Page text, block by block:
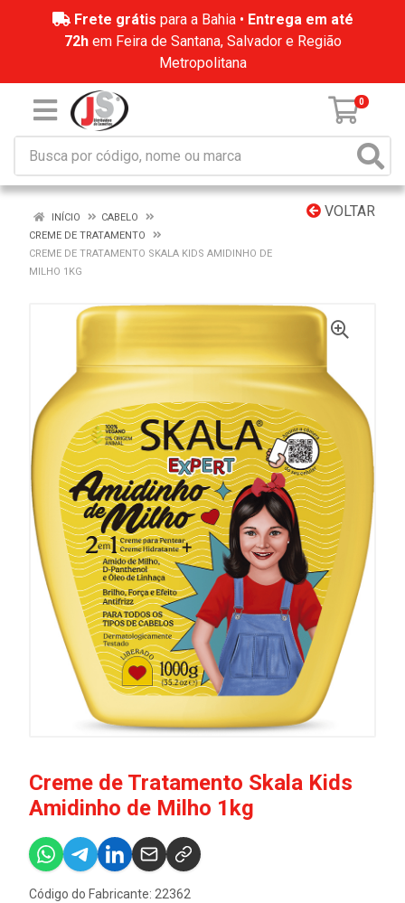
Frete grátis para a Bahia • Entrega em até
72hem Feira de Santana, Salvador e Região
Metropolitana
0
VOLTAR
INÍCIO
CABELO
CREME DE TRATAMENTO
CREME DE TRATAMENTO SKALA KIDS AMIDINHO DE
MILHO 1KG
Creme de Tratamento Skala Kids
Amidinho de Milho 1kg
Código do Fabricante: 22362